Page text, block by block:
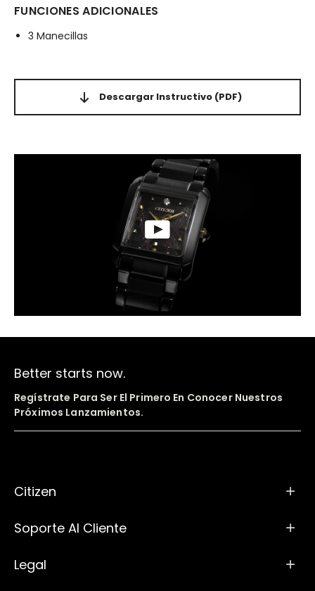
FUNCIONES ADICIONALES
3 Manecillas
Descargar Instructivo (PDF)
Better starts now.
Regístrate Para Ser El Primero En Conocer Nuestros
Próximos Lanzamientos.
Citizen
Soporte Al Cliente
Legal